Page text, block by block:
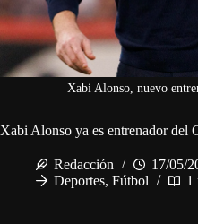
Xabi Alonso, nuevo
Xabi Alonso ya es entrenador del
Redacción
17/05/
Deportes, Fútbol 1